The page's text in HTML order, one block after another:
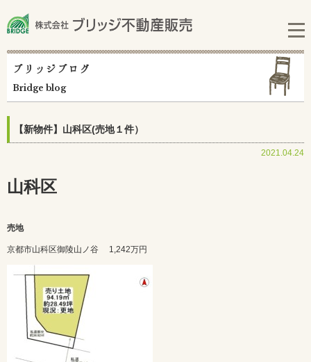
ブリッジブログ
Bridge blog
【新物件】山科区(売地１件）
2021.04.24
山科区
売地
京都市山科区御陵山ノ谷 1,242万円